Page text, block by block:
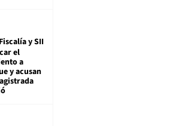
Fiscalía y SII
el
a
y acusan